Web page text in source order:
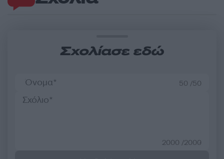
Σχολίασε εδώ
50 /50
2000 /2000